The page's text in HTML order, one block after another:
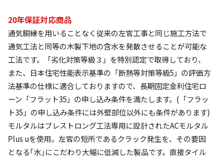
20年保証対応商品
通気胴縁を用いることなく従来の左官工事と同じ施工方法で
通気工法と同等の木製下地の含水を発散させることが可能な
工法です。「劣化対策等級３」を特別認定で取得しており、
また、日本住宅性能表示基準の「断熱等対策等級5」の評価方
法基準の仕様に適合しておりますので、長期固定金利住宅ロ
ーン「フラット35」の申し込み条件を満たします。(「フラッ
ト35」の申し込み条件には外壁部位以外にも条件があります)
モルタルはブレストロング工法専用に設計されたACモルタル
Plus uを使用。左官の短所であるクラック発生を、その要因
となる｢水｣にこだわり大幅に低減した製品です。直接タイル